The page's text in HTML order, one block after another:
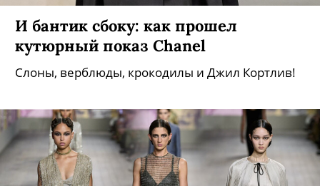
И бантик сбоку: как прошел
кутюрный показ Chanel
Слоны, верблюды, крокодилы и Джил Кортлив!